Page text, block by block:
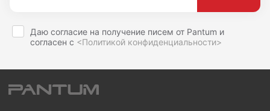
Даю согласие на получение писем от Pantum и
согласен с <Политикой конфиденциальности>